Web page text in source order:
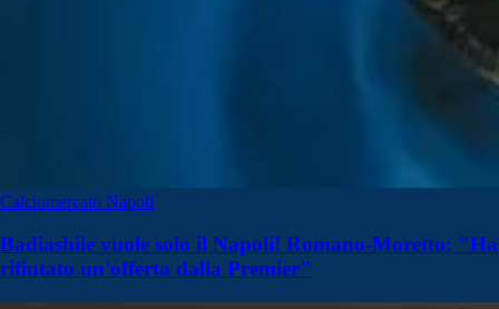
Calciomercato Napoli
Badiashile vuole solo il Napoli! Romano-Moretto: "Ha
rifiutato un'offerta dalla Premier"